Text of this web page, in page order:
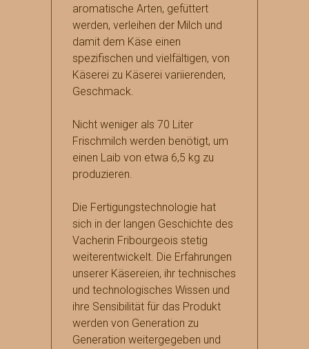
aromatische Arten, gefüttert
werden, verleihen der Milch und
damit dem Käse einen
spezifischen und vielfältigen, von
Käserei zu Käserei variierenden,
Geschmack.
Nicht weniger als 70 Liter
Frischmilch werden benötigt, um
einen Laib von etwa 6,5 kg zu
produzieren.
Die Fertigungstechnologie hat
sich in der langen Geschichte des
Vacherin Fribourgeois stetig
weiterentwickelt. Die Erfahrungen
unserer Käsereien, ihr technisches
und technologisches Wissen und
ihre Sensibilität für das Produkt
werden von Generation zu
Generation weitergegeben und